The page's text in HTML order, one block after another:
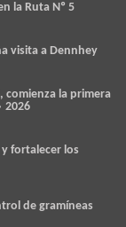
la Ruta Nº 5
visita a Dennhey
comienza la primera
2026
fortalecer los
de gramíneas